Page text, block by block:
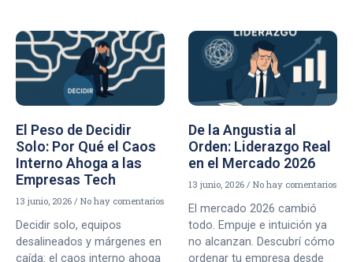
El Peso de Decidir
Solo: Por Qué el Caos
Interno Ahoga a las
Empresas Tech
13 junio, 2026 No hay comentarios
Decidir solo, equipos
desalineados y márgenes en
caída: el caos interno ahoga
De la Angustia al
Orden: Liderazgo Real
en el Mercado 2026
13 junio, 2026 No hay comentarios
El mercado 2026 cambió
todo. Empuje e intuición ya
no alcanzan. Descubrí cómo
ordenar tu empresa desde